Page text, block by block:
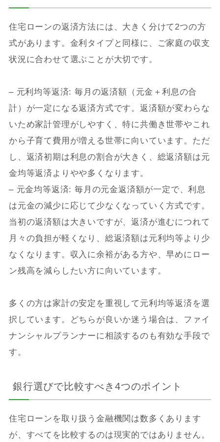
住宅ローンの返済方法には、大きく分けて2つの方
式があります。金利タイプと同様に、ご家庭の収支
状況に合わせて選ぶことが大切です。
– 元利均等返済: 毎月の返済額（元金＋利息の合
計）が一定になる返済方式です。返済額が変わらな
いため家計管理がしやすく、特に共働き世帯やこれ
から子育て費用が増える世帯に向いています。ただ
し、返済初期は利息の割合が大きく、総返済額は元
金均等返済よりやや多くなります。
– 元金均等返済: 毎月の元金返済額が一定で、利息
は元金の減少に応じて少なくなっていく方式です。
当初の返済額は大きいですが、返済が進むにつれて
月々の負担が軽くなり、総返済額は元利均等より少
なくなります。収入に余裕がある方や、早めにロー
ン残高を減らしたい方に向いています。
多くの方は家計の安定を重視して元利均等返済を選
択しています。どちらが良いか迷う場合は、ファイ
ナンシャルプランナーに相談するのも有効な手段で
す。
銀行選びで比較すべき4つのポイント
住宅ローンを取り扱う金融機関は数多くあります
が、すべてを比較するのは現実的ではありません。